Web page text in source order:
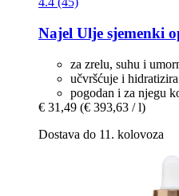
Najel Ulje sjemenki
za zrelu, suhu i
učvršćuje i hidratizira
pogodan i za njegu
€ 31,49 (€ 393,63 / l)
Dostava do 11. kolovoza